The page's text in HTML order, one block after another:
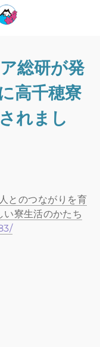
総研が発
高千穂寮
れまし
とのつながりを育
い寮生活のかたち